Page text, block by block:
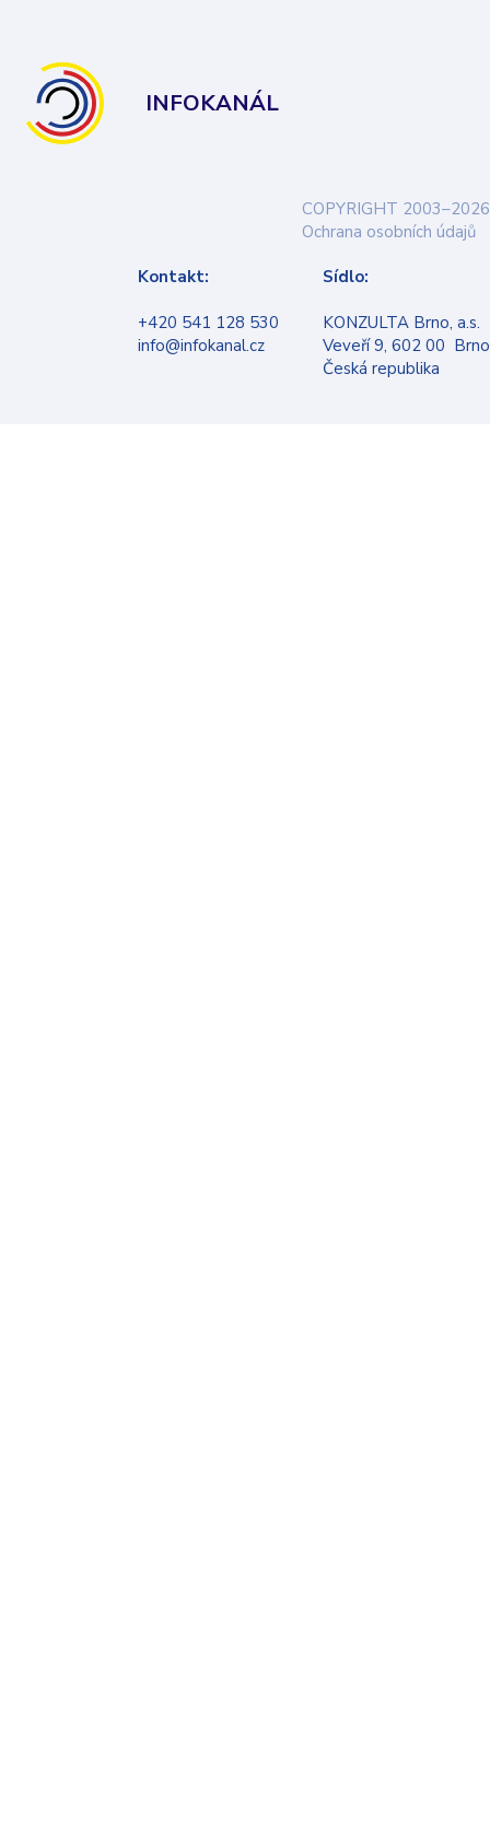
INFOKANÁL
COPYRIGHT 2003–2026
Ochrana osobních údajů
Sídlo:
KONZULTA Brno, a.s.
Veveří 9, 602 00 Brno
Česká republika
Kontakt:
+420 541 128 530
info@infokanal.cz